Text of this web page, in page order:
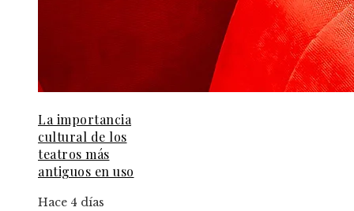
La importancia
cultural de los
teatros más
antiguos en uso
Hace 4 días